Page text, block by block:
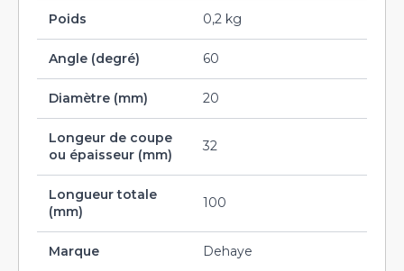
Poids 0,2 kg
Angle (degré) 60
Diamètre (mm) 20
Longeur de coupe
ou épaisseur (mm)
32
Longueur totale
(mm)
100
Marque Dehaye